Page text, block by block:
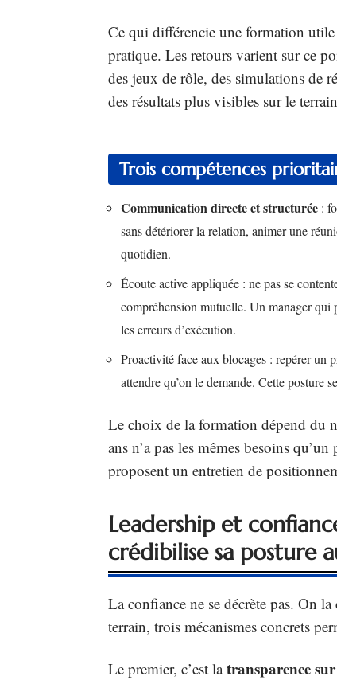
Ce qui différencie une formation utile
pratique. Les retours varient sur ce
des jeux de rôle, des simulations de
des résultats plus visibles sur le
Trois compétences
Communication directe et structurée :
sans détériorer la relation, animer une
quotidien.
Écoute active appliquée : ne pas se
compréhension mutuelle. Un manager qui
les erreurs d’exécution.
Proactivité face aux blocages : repérer un
attendre qu’on le demande. Cette posture
Le choix de la formation dépend du
ans n’a pas les mêmes besoins
proposent un entretien de
Leadership et
crédibilise sa posture
La confiance ne se décrète pas. On
terrain, trois mécanismes concrets
Le premier, c’est latransparence